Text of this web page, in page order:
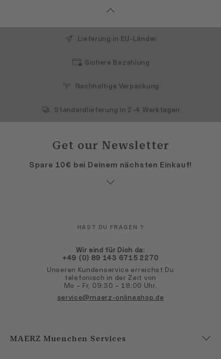
Lieferung in EU-Länder
Sichere Bezahlung
Nachhaltige Verpackung
Standardlieferung in 2-4 Werktagen
Get our Newsletter
Spare 10€ bei Deinem nächsten Einkauf!
HAST DU FRAGEN ?
Wir sind für Dich da:
+49 (0) 89 143 6715 2270
Unseren Kundenservice erreichst Du
telefonisch in der Zeit von
Mo – Fr, 09:30 – 18:00 Uhr.
service@maerz-onlineshop.de
MAERZ Muenchen Services